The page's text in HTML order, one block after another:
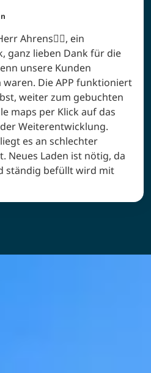
Ahrens🙋‍♀️, ein
ganz lieben Dank für die
unsere Kunden
Die APP funktioniert
weiter zum gebuchten
maps per Klick auf das
ständig befüllt wird mit